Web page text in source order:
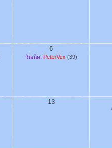
6
วันเกิด: PeterVex (39)
13